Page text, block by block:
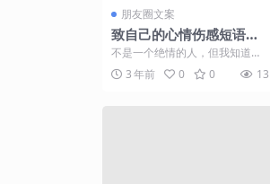
朋友圈文案
致自己的心情伤感短语，
句句多情，让人泪崩
不是一个绝情的人，但我知道，
有些时候，除了绝情，别无他
法。 白天笑给比人看，夜里...
3 年前 0 0 13